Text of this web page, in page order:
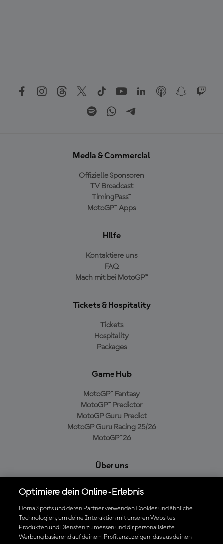
Media & Commercial
Offizielle Sponsoren
TV Broadcast
TimingPass™
MotoGP™ Apps
Hilfe
Kontaktiere uns
FAQ
Mach mit bei MotoGP™
Tickets & Hospitality
Tickets
Hospitality
Packages
Game Hub
MotoGP™ Fantasy
MotoGP™ Predictor
MotoGP Guru Predict
MotoGP Guru Racing 25/26
MotoGP™26
Über uns
Cookie-Richtlinien
Geschäftsbedingungen
Datenschutzrichtlinien
Kaufrichtlinie
Optimiere dein Online-Erlebnis
Dorna Sports und deren Partner verwenden Cookies und ähnliche
Technologien, um deine Interaktion mit unseren Websites,
Produkten und Diensten zu messen und dir personalisierte
Werbung basierend auf deinem Profil anzuzeigen, das aus deinen